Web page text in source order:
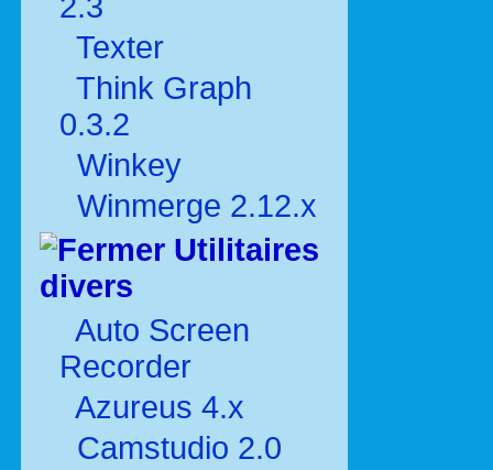
Texter
Think Graph
0.3.2
Winkey
Winmerge 2.12.x
Utilitaires
divers
Auto Screen
Recorder
Azureus 4.x
Camstudio 2.0